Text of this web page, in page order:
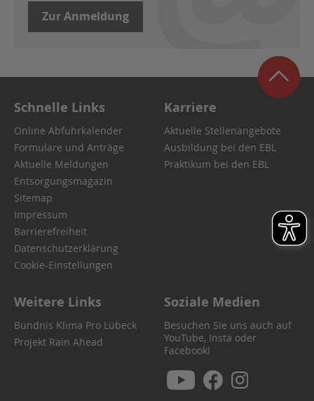
Zur Anmeldung
Schnelle Links
Online Abfuhrkalender
Formulare und Anträge
Aktuelle Meldungen
Entsorgungsmagazin
Sitemap
Impressum
Barrierefreiheit
Datenschutzerklärung
Cookie-Einstellungen
Karriere
Aktuelle Stellenangebote
Ausbildung bei den EBL
Praktikum bei den EBL
Weitere Links
Bündnis Klima Pro Lübeck
Projekt Rain Ahead
Soziale Medien
Besuchen Sie uns auch auf
YouTube, Insta oder
Facebook!